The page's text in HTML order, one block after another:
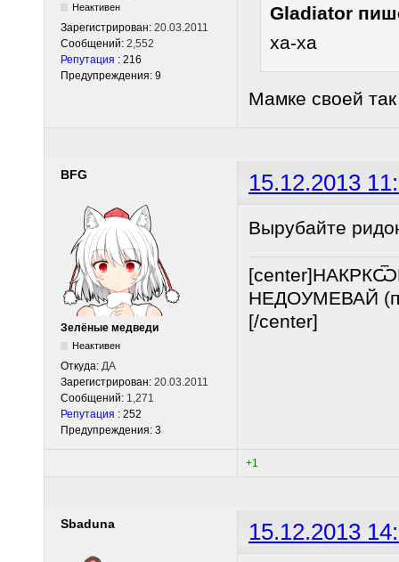
Неактивен
Зарегистрирован: 20.03.2011
Сообщений: 2,552
Репутация : 216
Предупреждения: 9
Gladiator
ха-ха
Мамке своей
BFG 15.12.2013
Зелёные медведи
Неактивен
Откуда: ДА
Зарегистрирован: 20.03.2011
Сообщений: 1,271
Репутация : 252
Предупреждения: 3
Вырубайте
НЕДОУМЕВАЙ
[/center]
+1
Sbaduna 15.12.2013